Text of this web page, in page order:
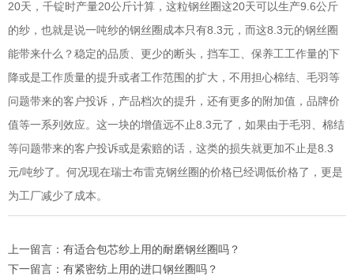
20天，千锭时产量20公斤计算，这粒钢丝圈这20天可以生产9.6公斤
的纱，也就是说一吨纱的钢丝圈成本只有8.3元，而这8.3元的钢丝圈
能带来什么？稳定的品质、更少的断头，挡车工、保养工工作量的下
降或是工作质量的提升或者工作范围的扩大，不用担心棉结、毛羽等
问题带来的客户投诉，产品档次的提升，还有更多的附加值，品牌价
值等一系列效应。这一块的增值远不止8.3元了，如果由于毛羽、棉结
等问题带来的客户投诉或是索赔的话，这类的损失就更加不止是8.3
元/吨纱了。何况现在瑞士布雷克钢丝圈的价格已经调低价格了，更是
为工厂减少了成本。
上一留言：有适合包芯纱上用的耐磨钢丝圈吗？
下一留言：有紧密纺上用的进口钢丝圈吗？